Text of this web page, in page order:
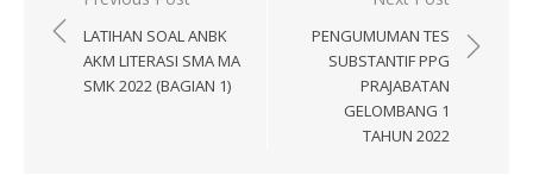
posLATIHAN SOAL ANBK
AKM LITERASI SMA MA
SMK 2022 (BAGIAN 1)
PENGUMUMAN TES
SUBSTANTIF PPG
PRAJABATAN
GELOMBANG 1
TAHUN 2022